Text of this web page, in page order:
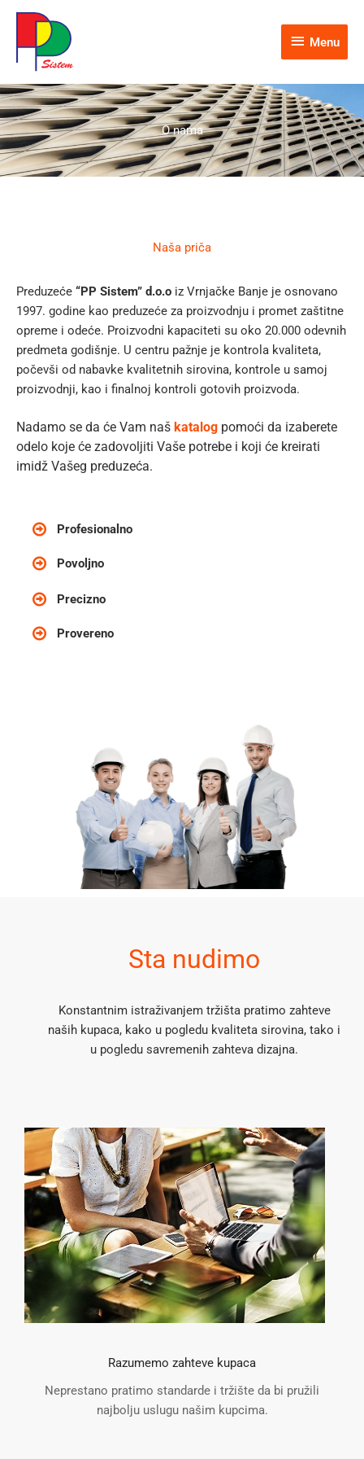
Menu
Menu
O nama
Naša priča
Preduzeće “PP Sistem” d.o.o iz Vrnjačke Banje je osnovano
1997. godine kao preduzeće za proizvodnju i promet zaštitne
opreme i odeće. Proizvodni kapaciteti su oko 20.000 odevnih
predmeta godišnje. U centru pažnje je kontrola kvaliteta,
počevši od nabavke kvalitetnih sirovina, kontrole u samoj
proizvodnji, kao i finalnoj kontroli gotovih proizvoda.
Nadamo se da će Vam naš katalog pomoći da izaberete
odelo koje će zadovoljiti Vaše potrebe i koji će kreirati
imidž Vašeg preduzeća.
Profesionalno
Povoljno
Precizno
Provereno
Sta nudimo
Konstantnim istraživanjem tržišta pratimo zahteve
naših kupaca, kako u pogledu kvaliteta sirovina, tako i
u pogledu savremenih zahteva dizajna.
Razumemo zahteve kupaca
Neprestano pratimo standarde i tržište da bi pružili
najbolju uslugu našim kupcima.